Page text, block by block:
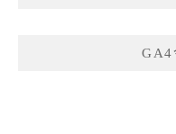
GA4